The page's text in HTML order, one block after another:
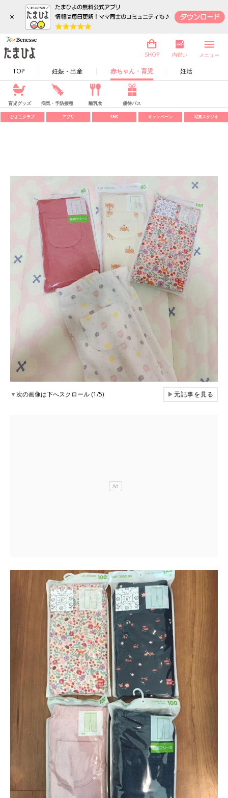
×
TOP 妊娠・出産 赤ちゃん・育児 妊活
SHOP 内祝い メニュー
育児グッズ 病気・予防接種 離乳食 優待パス
ひよこクラブ アプリ SNS キャンペーン 写真スタジオ
▼次の画像は下へスクロール (1/5) ▶元記事を見る